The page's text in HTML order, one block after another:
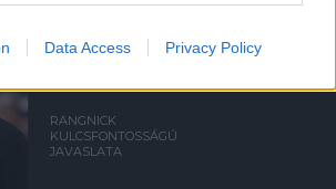
Data Access Privacy Policy
RANGNICK
KULCSFONTOSSÁGÚ
JAVASLATA